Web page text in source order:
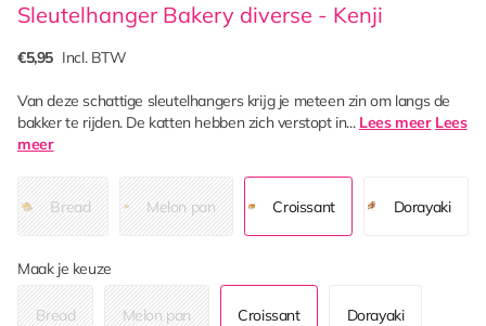
Sleutelhanger Bakery diverse - Kenji
€5,95 Incl. BTW
Van deze schattige sleutelhangers krijg je meteen zin om langs de
bakker te rijden. De katten hebben zich verstopt in... Lees meer Lees
meer
Bread Melon pan Croissant Dorayaki
Maak je keuze
Bread Melon pan Croissant Dorayaki